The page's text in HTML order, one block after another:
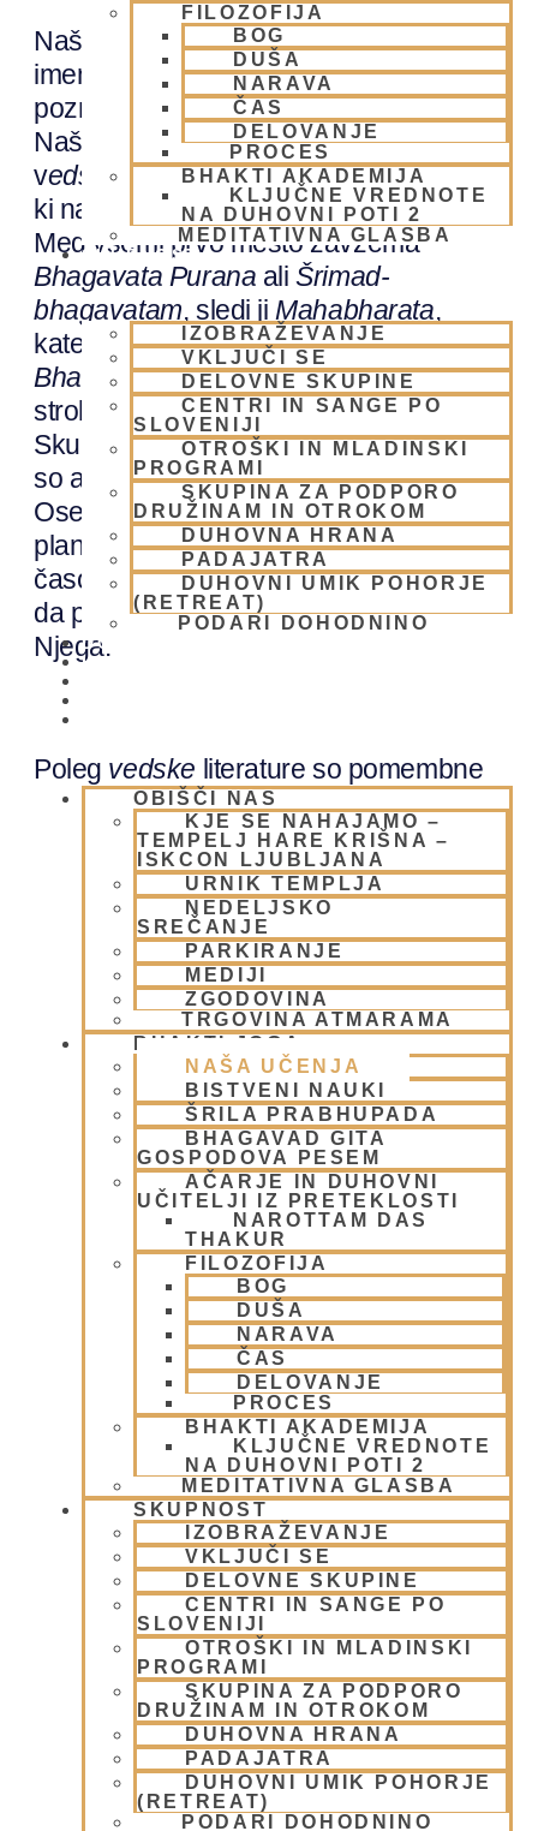
FILOZOFIJA
BOG
DUŠA
NARAVA
ČAS
DELOVANJE
PROCES
BHAKTI AKADEMIJA
KLJUČNE VREDNOTE
NA DUHOVNI POTI 2
MEDITATIVNA GLASBA
SKUPNOST
IZOBRAŽEVANJE
VKLJUČI SE
DELOVNE SKUPINE
CENTRI IN SANGE PO
SLOVENIJI
OTROŠKI IN MLADINSKI
PROGRAMI
SKUPINA ZA PODPORO
DRUŽINAM IN OTROKOM
DUHOVNA HRANA
PADAJATRA
DUHOVNI UMIK POHORJE
(RETREAT)
PODARI DOHODNINO
DONIRAJ
KOLEDAR
OBIŠČI NAS
KJE SE NAHAJAMO –
TEMPELJ HARE KRIŠNA –
ISKCON LJUBLJANA
URNIK TEMPLJA
NEDELJSKO
SREČANJE
PARKIRANJE
MEDIJI
ZGODOVINA
TRGOVINA ATMARAMA
BHAKTI JOGA
NAŠA UČENJA
BISTVENI NAUKI
ŠRILA PRABHUPADA
BHAGAVAD GITA
GOSPODOVA PESEM
AČARJE IN DUHOVNI
UČITELJI IZ PRETEKLOSTI
NAROTTAM DAS
THAKUR
FILOZOFIJA
BOG
DUŠA
NARAVA
ČAS
DELOVANJE
PROCES
BHAKTI AKADEMIJA
KLJUČNE VREDNOTE
NA DUHOVNI POTI 2
MEDITATIVNA GLASBA
SKUPNOST
IZOBRAŽEVANJE
VKLJUČI SE
DELOVNE SKUPINE
CENTRI IN SANGE PO
SLOVENIJI
OTROŠKI IN MLADINSKI
PROGRAMI
SKUPINA ZA PODPORO
DRUŽINAM IN OTROKOM
DUHOVNA HRANA
PADAJATRA
DUHOVNI UMIK POHORJE
(RETREAT)
PODARI DOHODNINO
Naša duhovna pot se strokovno
imenuje
vaišnavizem, čeprav smo bolj
poznani po petjuHare Krišnana ulicah.
Naša duhovna učenja temeljijo na
vedskih spisih, predvsem naPuranah,
ki nam omogočajo lažje razumevanje.
Med vsemi prvo mesto zavzema
Bhagavata Purana aliŠrimad-
bhagavatam, sledi jiMahabharata,
katere najpomembnejši del je
Bhagavad-gitain kot zadnji del
strokovne literature jeRamayana.
Skupna tematika vseh navedenih virov
so aktivnosti Vsevišnje Božanske
Osebnosti, ki se je pojavila na našem
planetu v različnih oblikah in različnih
časovnih obdobjih. In sicer z namenom,
da pritegne vsa živa bitja odtujena od
Njega.
Poleg vedske literature so pomembne
tudi avtoritete s svetniškim
karakterjem, zato da jo lahko
interpretirajo na pravilen način. V
primeru, da tega ne moremo zagotoviti
se bodo namreč nedvomno pojavile
štiri človeške pomanjkljivosti kot so
podvrženost iluziji, delanje napak,
nagnjenost varanja in nepopolni čuti.
Znanje se mora zato prenašati preko
nasledstva verodostojnih duhovnih
učiteljev; vse od izvorne osebe pa do
Naše nasledstvo se imenujeBrahma
Madhva Gaudiya Sampredaja,ki
temelji na dveh principih. Eden je
sposobnost filozofsko poraziti
prepričanje, da smo vsi bog
in drugi je čaščenje
božanstev. Naša duhovna učenja tako
temeljijo na knjigiBhagavad-gita –
kakršna je, ki jo je prvemu živemu,
Brahmi, izgovorila sama Vsevišnja
Božanska OsebnostŠri Krišna.
Obravnava pet glavnih tematik z
dodatno šesto.
Iz spodnje slike lahko vidimo, da ima